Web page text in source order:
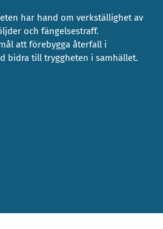
har hand om verkställighet av
och fängelsestraff.
att förebygga återfall i
bidra till tryggheten i samhället.